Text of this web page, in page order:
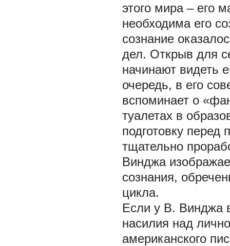
этого мира – его
необходима его
сознание
дел. Открыв для
начинают видеть
очередь, в его
вспоминает о
туалетах в
подготовку
тщательно
Винджа
сознания,
цикла.
Если у В. Винджа
насилия над
американского